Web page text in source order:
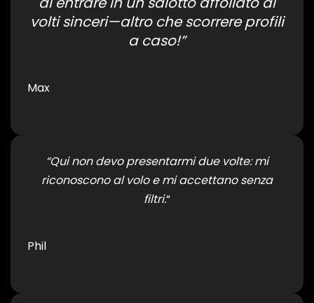
volti sinceri—altro che scorrere profili
a caso!”
Max
“Qui non devo presentarmi due volte: mi
riconoscono al volo e mi accettano senza
filtri.“
Phil